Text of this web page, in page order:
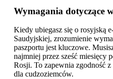
Wymagania dotyczące
Kiedy ubiegasz się o rosyjską
Saudyjskiej, zrozumienie
paszportu jest kluczowe.
najmniej przez sześć miesięcy
Rosji. To zapewnia zgodność
dla cudzoziemców.